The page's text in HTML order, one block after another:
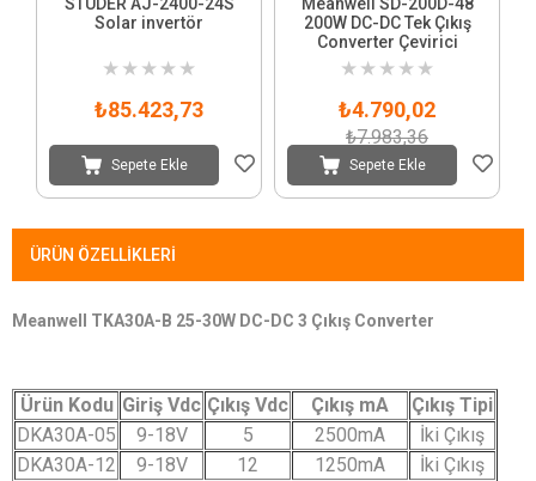
Solar invertör
★ ★ ★ ★ ★
₺85.423,73
Sepete Ekle
200W DC-DC Tek Çıkış
Converter Çevirici
★ ★ ★ ★ ★
₺4.790,02
₺7.983,36
Sepete Ekle
ÜRÜN ÖZELLIKLERI
Meanwell TKA30A-B 25-30W DC-DC 3 Çıkış Converter
Ürün Kodu Giriş Vdc Çıkış Vdc Çıkış mA
Çıkış Tipi
DKA30A-05
9-18V 5 2500mA
İki Çıkış
DKA30A-12
9-18V 12 1250mA
İki Çıkış